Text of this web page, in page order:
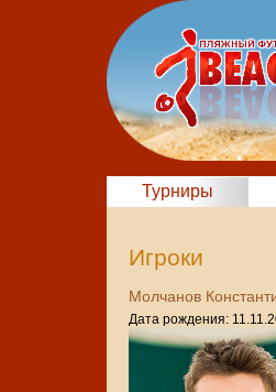
Турниры
Игроки
Молчанов
Дата рождения: